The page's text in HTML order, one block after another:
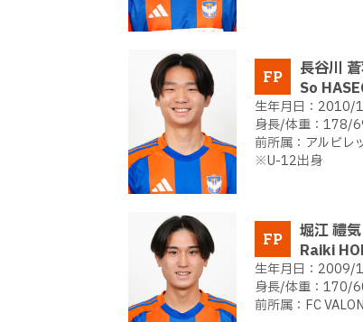
長谷川
So
FP
2010/
178/
アルビレ
※U-12出身
堀江 禮気
Raiki
FP
2009/
170/
FC